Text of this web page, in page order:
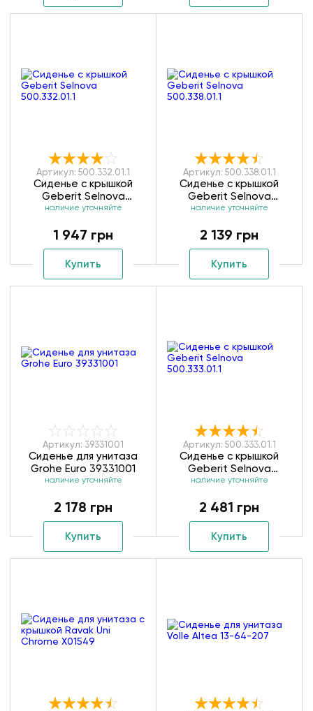
Артикул: 500.332.01.1
Сиденье с крышкой
Geberit Selnova
500.332.01.1
наличие уточняйте
1 947 грн
Купить
Артикул: 500.338.01.1
Сиденье с крышкой
Geberit Selnova
500.338.01.1
наличие уточняйте
2 139 грн
Купить
Артикул: 39331001
Сиденье для унитаза
Grohe Euro 39331001
наличие уточняйте
2 178 грн
Купить
Артикул: 500.333.01.1
Сиденье с крышкой
Geberit Selnova
500.333.01.1
наличие уточняйте
2 481 грн
Купить